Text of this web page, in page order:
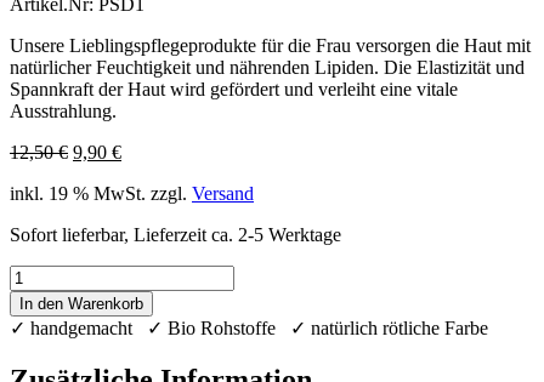
Unsere Lieblingspflegeprodukte für die Frau versorgen die Haut mit
natürlicher Feuchtigkeit und nährenden Lipiden. Die Elastizität und
Spannkraft der Haut wird gefördert und verleiht eine vitale
Ausstrahlung.
12,50€ Ursprünglicher
war:
9,90 €Aktueller
ist:
inkl. 19 % MwSt. zzgl. Versand
Sofort lieferbar, Lieferzeit ca. 2-5 Werktage
Biokosmetik
Probenset
für
die
In den Warenkorb
✓ handgemacht ✓ Bio Rohstoffe ✓ natürlich rötliche Farbe